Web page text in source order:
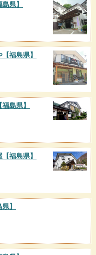
島県】
【福島県】
【福島県】
【福島県】
県】